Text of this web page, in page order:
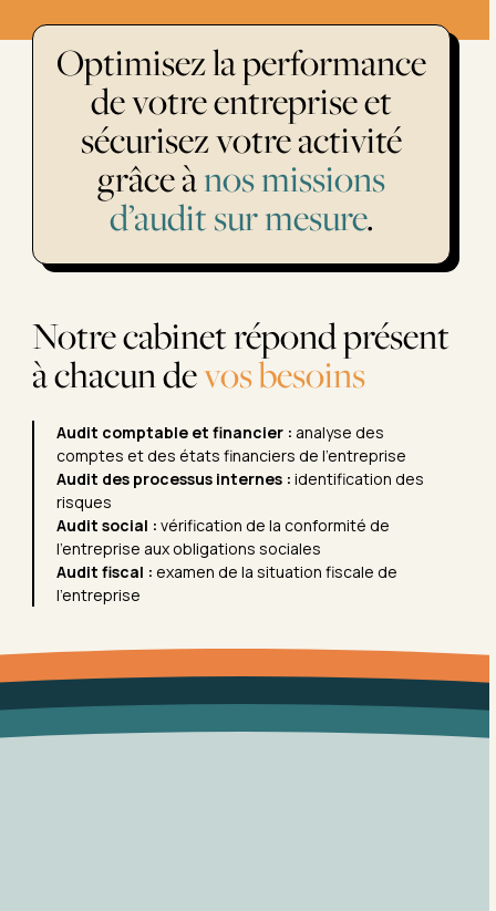
Optimisez la performance
de votre entreprise et
sécurisez votre activité
grâce ànos missions
d’audit sur mesure.
Notre cabinet répond présent
à chacun devos besoins
Audit comptable et financier : analyse des
comptes et des états financiers de l’entreprise
Audit des processus internes : identification des
risques
Audit social : vérification de la conformité de
l’entreprise aux obligations sociales
Audit fiscal : examen de la situation fiscale de
l’entreprise